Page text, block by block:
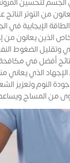
من التوتر
الإيجابية في
الذين يعانون
وتقليل الضغوط
أفضل في مكافحة
الذي يعاني
وتعزيز
من المساج